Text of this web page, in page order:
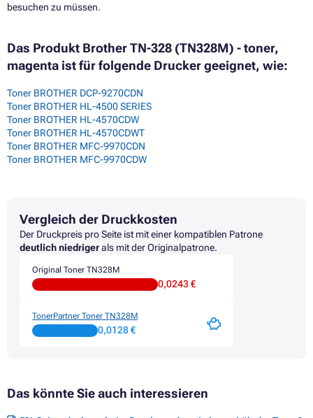
besuchen zu müssen.
Das Produkt Brother TN-328 (TN328M) - toner,
magenta ist für folgende Drucker geeignet, wie:
Toner BROTHER DCP-9270CDN
Toner BROTHER HL-4500 SERIES
Toner BROTHER HL-4570CDW
Toner BROTHER HL-4570CDWT
Toner BROTHER MFC-9970CDN
Toner BROTHER MFC-9970CDW
Vergleich der Druckkosten
Der Druckpreis pro Seite ist mit einer kompatiblen Patrone
deutlich niedrigerals mit der Originalpatrone.
Original Toner TN328M
0,0243 €
TonerPartner Toner TN328M
0,0128 €
Das könnte Sie auch interessieren